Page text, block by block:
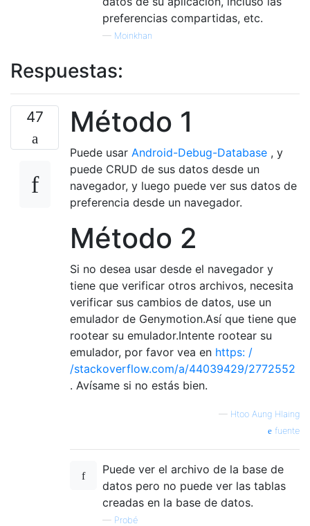
preferencias compartidas, etc.
— Moinkhan
Respuestas:
47 Método 1
Puede usar Android-Debug-Database , y
puede CRUD de sus datos desde un
navegador, y luego puede ver sus datos de
preferencia desde un navegador.
Método 2
Si no desea usar desde el navegador y
tiene que verificar otros archivos, necesita
verificar sus cambios de datos, use un
emulador de Genymotion.Así que tiene que
rootear su emulador.Intente rootear su
emulador, por favor vea en https: /
/stackoverflow.com/a/44039429/2772552
. Avísame si no estás bien.
— Htoo Aung Hlaing
fuente
Puede ver el archivo de la base de
datos pero no puede ver las tablas
creadas en la base de datos.
— Probé